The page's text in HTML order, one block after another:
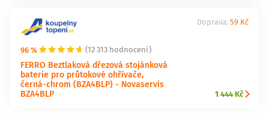
96 % (12 313 hodnocení)
FERRO Beztlaková dřezová stojánková
baterie pro průtokové ohřívače,
černá-chrom (BZA4BLP) - Novaservis
BZA4BLP
Doprava: 59 Kč
1 444 Kč